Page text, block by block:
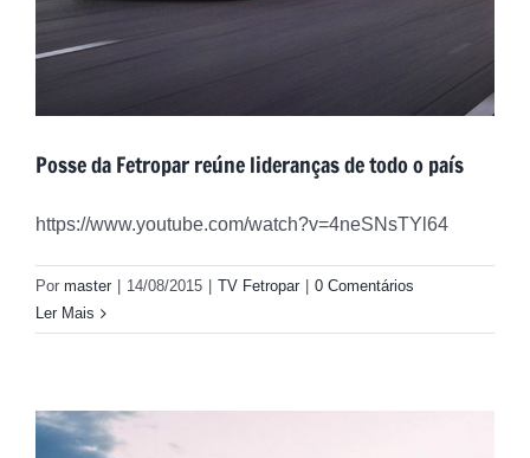
Posse da Fetropar reúne lideranças de todo o país
https://www.youtube.com/watch?v=4neSNsTYl64
Por master 14/08/2015 TV Fetropar
0 Comentários
Ler Mais